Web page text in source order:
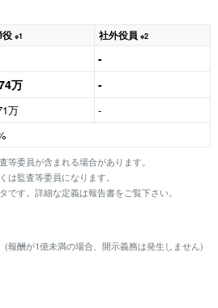
役 ※1 社外役員 ※2
-
万 -
万 -
委員が含まれる場合があります。
は監査等委員になります。
す。詳細な定義は報告書をご覧下さい。
報酬が1億未満の場合、開示義務は発生しません)